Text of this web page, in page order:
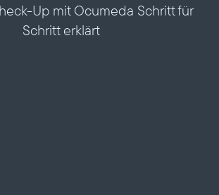
Up mit Ocumeda Schritt für
Schritt erklärt